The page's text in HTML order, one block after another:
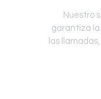
Nuestro
garantiza
las